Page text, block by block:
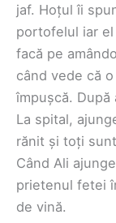
jaf. Hoțul îi
portofelul iar
facă pe
când vede că
împușcă.
La spital,
rănit și toți
Când Ali
prietenul fetei
de vină.